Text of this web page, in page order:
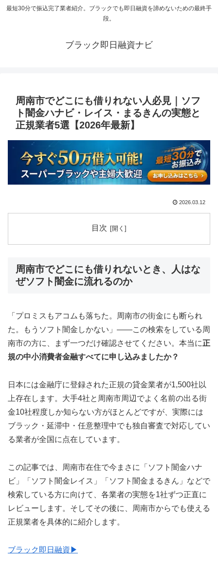
最短30分で振込完了業者紹介。ブラックでも即日融資を諦めないための最終手
段。
ブラック即日融資ナビ
周南市でどこにも借りれない人必見｜ソフ
ト闇金ハナビ・レイス・まるきんの実態と
正規業者5選【2026年最新】
2026.03.12
目次
周南市でどこにも借りれないとき、人はな
ぜソフト闇金に流れるのか
「プロミスもアコムも落ちた。周南市の街金にも断られ
た。もうソフト闇金しかない」——この検索をしている周
南市の方に、まず一つだけ確認させてください。本当に正
規の中小消費者金融すべてに申し込みましたか？
日本には金融庁に登録された正規の貸金業者が1,500社以
上存在します。大手4社と周南市周辺でよく名前の出る街
金10社程度しか知らない方がほとんどですが、実際には
ブラック・延滞中・任意整理中でも独自審査で対応してい
る業者が全国に点在しています。
この記事では、周南市在住で今まさに「ソフト闇金ハナ
ビ」「ソフト闇金レイス」「ソフト闇金まるきん」などで
検索している方に向けて、各業者の実態を1社ずつ正直に
レビューします。そしてその後に、周南市からでも使える
正規業者を具体的に紹介します。
ブラック即日融資▶